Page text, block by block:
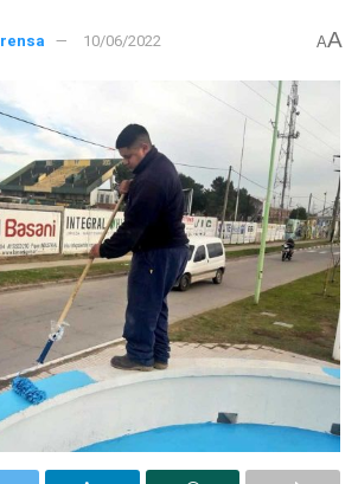
10/06/2022 AA